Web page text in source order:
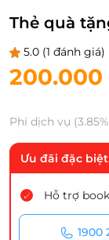
Thẻ quà
5.0 (1 đánh giá)
200.000
Phí dịch vụ
Ưu đãi đặc biệt
Hỗ trợ
1900